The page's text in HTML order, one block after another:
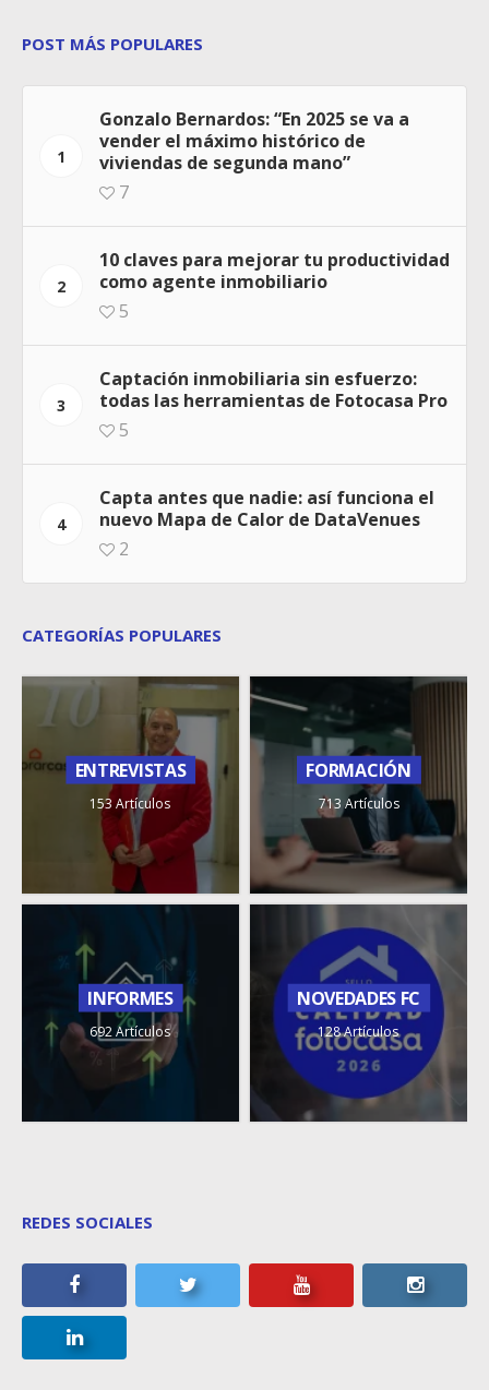
POST MÁS POPULARES
1
Gonzalo Bernardos: “En 2025 se va a
vender el máximo histórico de
viviendas de segunda mano”
7
2
10 claves para mejorar tu productividad
como agente inmobiliario
5
3
Captación inmobiliaria sin esfuerzo:
todas las herramientas de Fotocasa Pro
5
4
Capta antes que nadie: así funciona el
nuevo Mapa de Calor de DataVenues
2
CATEGORÍAS POPULARES
ENTREVISTAS
153 Artículos
FORMACIÓN
713 Artículos
INFORMES
692 Artículos
NOVEDADES FC
128 Artículos
REDES SOCIALES